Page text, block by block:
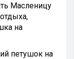
Масленицу
на
петушок на